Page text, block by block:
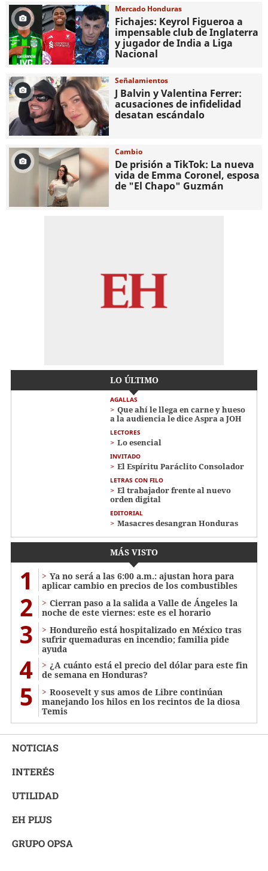
Mercado Honduras
Fichajes: Keyrol Figueroa a
impensable club de Inglaterra
y jugador de India a Liga
Nacional
Señalamientos
J Balvin y Valentina Ferrer:
acusaciones de infidelidad
desatan escándalo
Cambio
De prisión a TikTok: La nueva
vida de Emma Coronel, esposa
de "El Chapo" Guzmán
LO ÚLTIMO
AGALLAS
Que ahí le llega en carne y hueso
a la audiencia le dice Aspra a JOH
LECTORES
Lo esencial
INVITADO
El Espíritu Paráclito Consolador
LETRAS CON FILO
El trabajador frente al nuevo
orden digital
EDITORIAL
Masacres desangran Honduras
MÁS VISTO
1
Ya no será a las 6:00 a.m.: ajustan hora para
aplicar cambio en precios de los combustibles
2
Cierran paso a la salida a Valle de Ángeles la
noche de este viernes: este es el horario
3
Hondureño está hospitalizado en México tras
sufrir quemaduras en incendio; familia pide
ayuda
4
¿A cuánto está el precio del dólar para este fin
de semana en Honduras?
5
Roosevelt y sus amos de Libre continúan
manejando los hilos en los recintos de la diosa
Temis
NOTICIAS
INTERÉS
UTILIDAD
EH PLUS
GRUPO OPSA